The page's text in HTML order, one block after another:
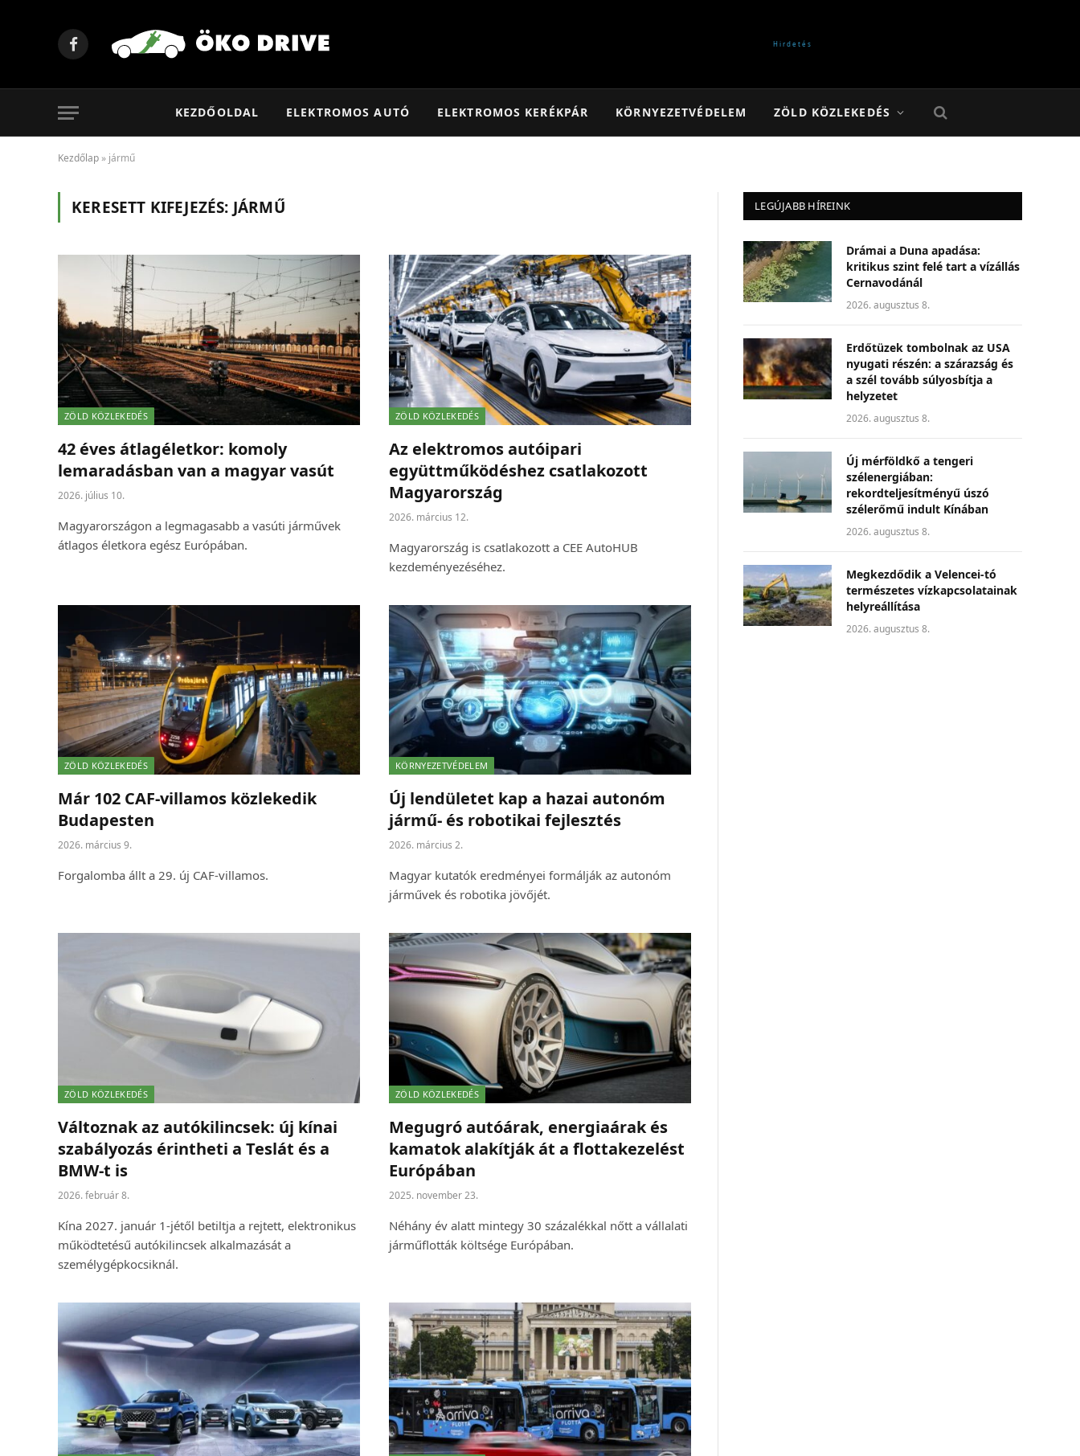
Facebook
KEZDŐOLDAL ELEKTROMOS AUTÓ ELEKTROMOS KERÉKPÁR KÖRNYEZETVÉDELEM ZÖLD KÖZLEKEDÉS
Kezdőlap » jármű
KERESETT KIFEJEZÉS: JÁRMŰ
ZÖLD KÖZLEKEDÉS
42 éves átlagéletkor: komoly
lemaradásban van a magyar vasút
2026. július 10.
Magyarországon a legmagasabb a vasúti járművek
átlagos életkora egész Európában.
ZÖLD KÖZLEKEDÉS
Az elektromos autóipari
együttműködéshez csatlakozott
Magyarország
2026. március 12.
Magyarország is csatlakozott a CEE AutoHUB
kezdeményezéséhez.
ZÖLD KÖZLEKEDÉS
Már 102 CAF-villamos közlekedik
Budapesten
2026. március 9.
Forgalomba állt a 29. új CAF-villamos.
KÖRNYEZETVÉDELEM
Új lendületet kap a hazai autonóm
jármű- és robotikai fejlesztés
2026. március 2.
Magyar kutatók eredményei formálják az autonóm
járművek és robotika jövőjét.
ZÖLD KÖZLEKEDÉS
Változnak az autókilincsek: új kínai
szabályozás érintheti a Teslát és a
BMW-t is
2026. február 8.
Kína 2027. január 1-jétől betiltja a rejtett, elektronikus
működtetésű autókilincsek alkalmazását a
személygépkocsiknál.
ZÖLD KÖZLEKEDÉS
Megugró autóárak, energiaárak és
kamatok alakítják át a flottakezelést
Európában
2025. november 23.
Néhány év alatt mintegy 30 százalékkal nőtt a vállalati
járműflották költsége Európában.
LEGÚJABB HÍREINK
Drámai a Duna apadása:
kritikus szint felé tart a vízállás
Cernavodánál
2026. augusztus 8.
Erdőtüzek tombolnak az USA
nyugati részén: a szárazság és
a szél tovább súlyosbítja a
helyzetet
2026. augusztus 8.
Új mérföldkő a tengeri
szélenergiában:
rekordteljesítményű úszó
szélerőmű indult Kínában
2026. augusztus 8.
Megkezdődik a Velencei-tó
természetes vízkapcsolatainak
helyreállítása
2026. augusztus 8.